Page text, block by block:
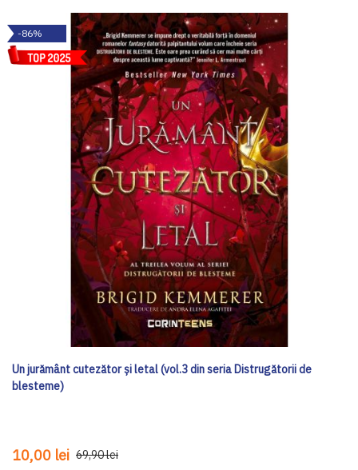
-86%
Un jurământ cutezător și letal (vol.3 din seria Distrugătorii de
blesteme)
10,00 lei 69,90 lei